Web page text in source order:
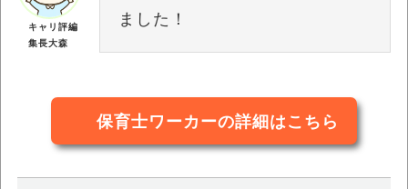
キャリ評編
集長大森
ました！
保育士ワーカーの詳細はこちら